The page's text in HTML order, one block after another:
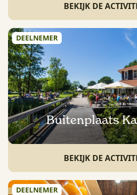
BEKIJK DE
DEELNEMER
Buitenplaats
BEKIJK DE
DEELNEMER